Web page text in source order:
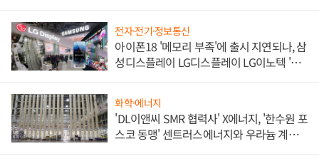
전자·전기·정보통신
아이폰18 '메모리 부족'에 출시 지연되나, 삼
성디스플레이 LG디스플레이 LG이노텍 '탈
화학·에너지
'DL이앤씨 SMR 협력사' X에너지, '한수원 포
스코 동맹' 센트러스에너지와 우라늄 계약